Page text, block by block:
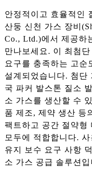
안정적이고 효율적인
산둥 신천 가스 장비
Co., Ltd.)에서 제공하
만나보세요. 이 최첨
요구를 충족하는 고순
설계되었습니다. 첨단
국 파커 발스톤 질소
소 가스를 생산할 수
품 제조, 제약 생산 등
팩트하고 공간 절약형
모두에 적합합니다.
유지 보수 요구 사항
소 가스 공급 솔루션